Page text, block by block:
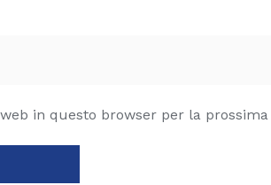
in questo browser per la